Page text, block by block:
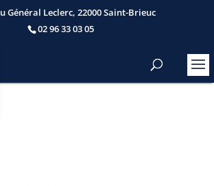
Général Leclerc, 22000 Saint-Brieuc
02 96 33 03 05